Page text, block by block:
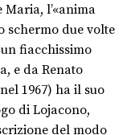
l’«anima
schermo due volte
fiacchissimo
e da Renato
1967) ha il suo
di Lojacono,
del modo